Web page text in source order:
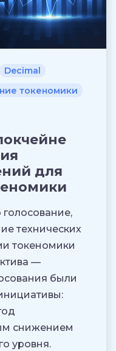
Decimal
токеномики
для
технических
токеномики
—
были
снижением
уровня.